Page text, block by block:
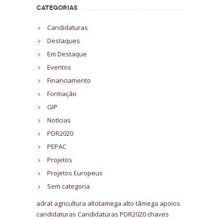
CATEGORIAS
Candidaturas
Destaques
Em Destaque
Eventos
Financiamento
Formação
GIP
Notícias
PDR2020
PEPAC
Projetos
Projetos Europeus
Sem categoria
adrat agricultura altotamega alto tâmega apoios
candidaturas Candidaturas PDR2020chaves